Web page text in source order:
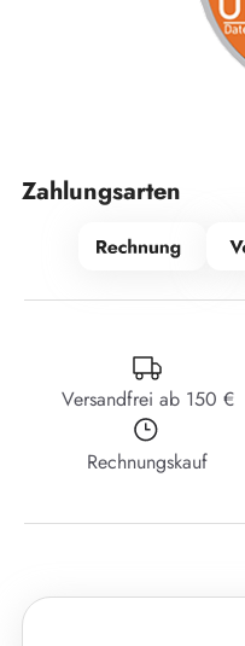
Zahlungsarten
Versandfrei ab 150 €
Rechnungskauf